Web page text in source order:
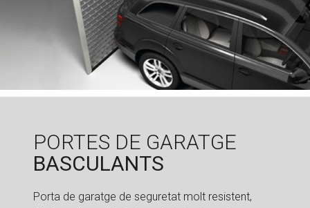
PORTES DE GARATGE
BASCULANTS
Porta de garatge de seguretat molt resistent,